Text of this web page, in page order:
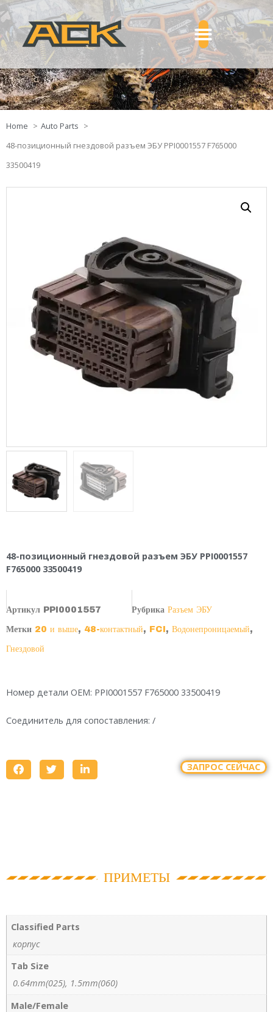
Home
Auto Parts
48-позиционный гнездовой разъем ЭБУ PPI0001557 F765000
33500419
48-позиционный гнездовой разъем ЭБУ PPI0001557
F765000 33500419
Артикул PPI0001557 Рубрика Разъем ЭБУ
Метки 20 и выше, 48-контактный, FCI, Водонепроницаемый,
Гнездовой
Номер детали OEM: PPI0001557 F765000 33500419
Соединитель для сопоставления: /
ЗАПРОС СЕЙЧАС
ПРИМЕТЫ
Classified Parts
корпус
Tab Size
0.64mm(025), 1.5mm(060)
Male/Female